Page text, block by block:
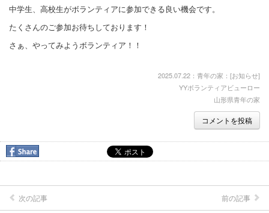
中学生、高校生がボランティアに参加できる良い機会です。
たくさんのご参加お待ちしております！
さぁ、やってみようボランティア！！
2025.07.22：青年の家：[お知らせ]
YYボランティアビューロー
山形県青年の家
コメントを投稿
次の記事 前の記事